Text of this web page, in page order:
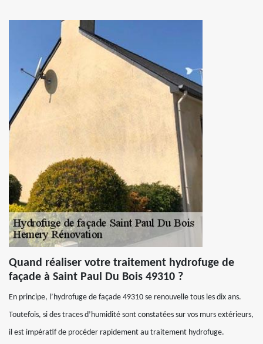
Quand réaliser votre traitement hydrofuge de
façade à Saint Paul Du Bois 49310 ?
En principe, l’hydrofuge de façade 49310 se renouvelle tous les dix ans.
Toutefois, si des traces d’humidité sont constatées sur vos murs extérieurs,
il est impératif de procéder rapidement au traitement hydrofuge.